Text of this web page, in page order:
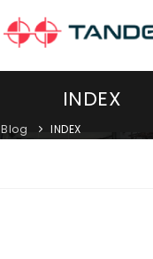
INDEX
Blog INDEX